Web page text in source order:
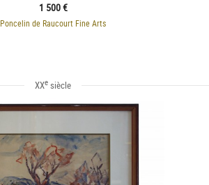
1 500 €
Poncelin de Raucourt Fine Arts
XXe siècle